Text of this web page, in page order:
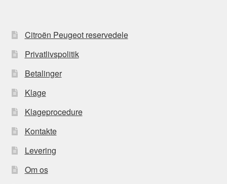
Citroën Peugeot reservedele
Privatlivspolitik
Betalinger
Klage
Klageprocedure
Kontakte
Levering
Om os